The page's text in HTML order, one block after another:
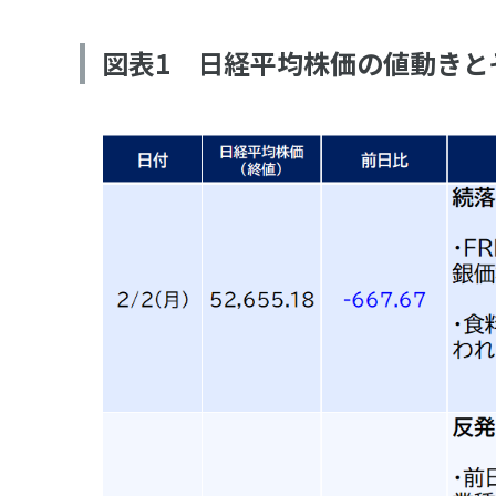
図表1 日経平均株価の値動きと